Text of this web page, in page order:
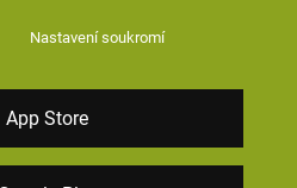
Nastavení soukromí
App Store